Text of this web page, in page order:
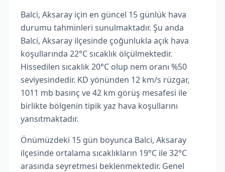
Balci, Aksaray için en güncel 15 günlük hava
durumu tahminleri sunulmaktadır. Şu anda
Balci, Aksaray ilçesinde çoğunlukla açık hava
koşullarında 22°C sıcaklık ölçülmektedir.
Hissedilen sıcaklık 20°C olup nem oranı %50
seviyesindedir. KD yönünden 12 km/s rüzgar,
1011 mb basınç ve 42 km görüş mesafesi ile
birlikte bölgenin tipik yaz hava koşullarını
yansıtmaktadır.
Önümüzdeki 15 gün boyunca Balci, Aksaray
ilçesinde ortalama sıcaklıkların 19°C ile 32°C
arasında seyretmesi beklenmektedir. Genel